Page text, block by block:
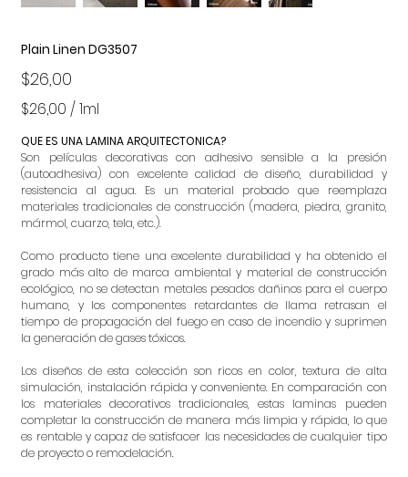
Plain Linen DG3507
Precio
$26,00
$26,00
por
$26,00 / 1ml
QUE ES UNA LAMINA ARQUITECTONICA?
Son películas decorativas con adhesivo sensible a la presión
(autoadhesiva) con excelente calidad de diseño, durabilidad y
resistencia al agua. Es un material probado que reemplaza
materiales tradicionales de construcción (madera, piedra, granito,
mármol, cuarzo, tela, etc.).
Como producto tiene una excelente durabilidad y ha obtenido el
grado más alto de marca ambiental y material de construcción
ecológico, no se detectan metales pesados dañinos para el cuerpo
humano, y los componentes retardantes de llama retrasan el
tiempo de propagación del fuego en caso de incendio y suprimen
la generación de gases tóxicos.
Los diseños de esta colección son ricos en color, textura de alta
simulación, instalación rápida y conveniente. En comparación con
los materiales decorativos tradicionales, estas laminas pueden
completar la construcción de manera más limpia y rápida, lo que
es rentable y capaz de satisfacer las necesidades de cualquier tipo
de proyecto o remodelación.